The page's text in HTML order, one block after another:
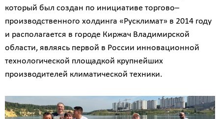
который был создан по инициативе торгово–
производственного холдинга «Русклимат» в 2014 году
и располагается в городе Киржач Владимирской
области, являясь первой в России инновационной
технологической площадкой крупнейших
производителей климатической техники.